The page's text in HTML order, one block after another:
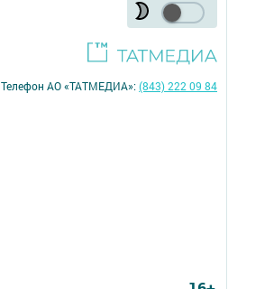
Телефон АО «ТАТМЕДИА»:(843) 222 09 84